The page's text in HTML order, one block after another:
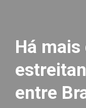
Há
entre